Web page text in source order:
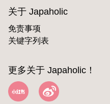
关于 Japaholic
免责事项
关键字列表
更多关于 Japaholic！